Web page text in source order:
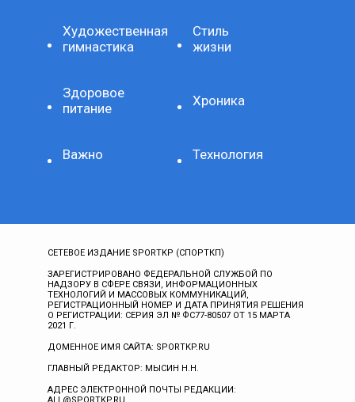
Художественная
гимнастика
Стиль
жизни
Здоровое
питание
Хроника
Важно Технология
СЕТЕВОЕ ИЗДАНИЕ SPORTKP (СПОРТКП)
ЗАРЕГИСТРИРОВАНО ФЕДЕРАЛЬНОЙ СЛУЖБОЙ ПО
НАДЗОРУ В СФЕРЕ СВЯЗИ, ИНФОРМАЦИОННЫХ
ТЕХНОЛОГИЙ И МАССОВЫХ КОММУНИКАЦИЙ,
РЕГИСТРАЦИОННЫЙ НОМЕР И ДАТА ПРИНЯТИЯ РЕШЕНИЯ
О РЕГИСТРАЦИИ: СЕРИЯ ЭЛ № ФС77-80507 ОТ 15 МАРТА
2021 Г.
ДОМЕННОЕ ИМЯ САЙТА: SPORTKP.RU
ГЛАВНЫЙ РЕДАКТОР: МЫСИН Н.Н.
АДРЕС ЭЛЕКТРОННОЙ ПОЧТЫ РЕДАКЦИИ: